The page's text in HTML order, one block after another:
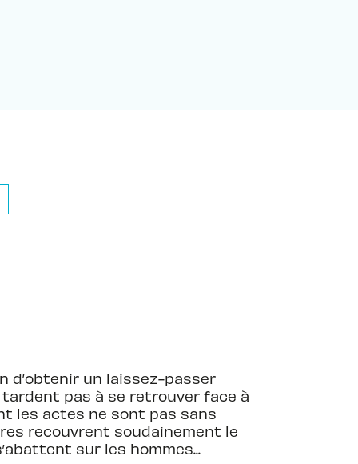
d’obtenir un laissez-passer
pas à se retrouver face à
les actes ne sont pas sans
recouvrent soudainement le
sur les hommes...